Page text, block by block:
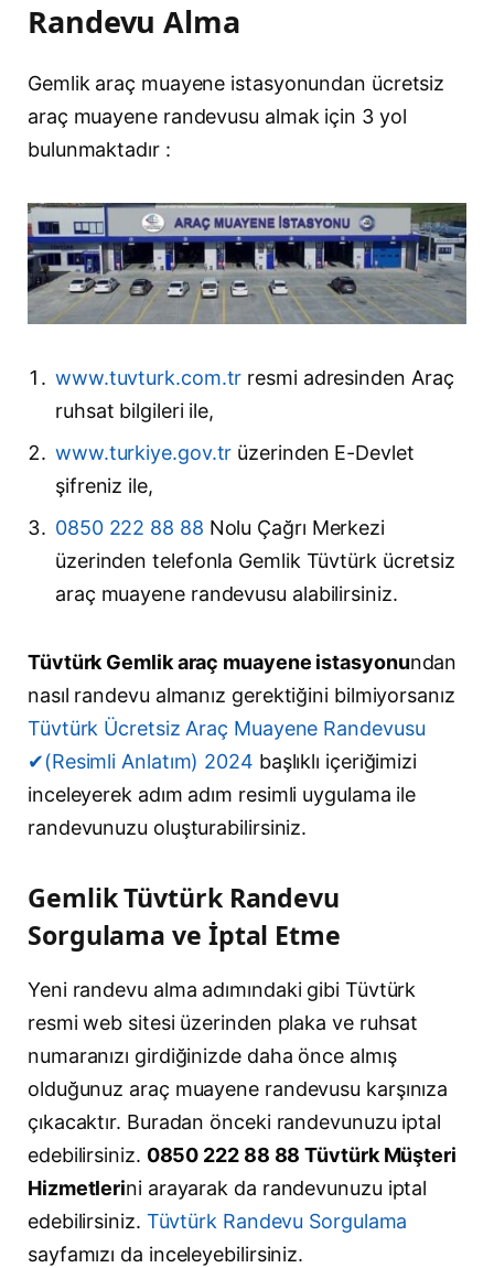
Randevu Alma
Gemlik araç muayene istasyonundan ücretsiz
araç muayene randevusu almak için 3 yol
bulunmaktadır :
www.tuvturk.com.tr resmi adresinden Araç
ruhsat bilgileri ile,
www.turkiye.gov.tr üzerinden E-Devlet
şifreniz ile,
0850 222 88 88 Nolu Çağrı Merkezi
üzerinden telefonla Gemlik Tüvtürk ücretsiz
araç muayene randevusu alabilirsiniz.
Tüvtürk Gemlik araç muayene istasyonundan
nasıl randevu almanız gerektiğini bilmiyorsanız
Tüvtürk Ücretsiz Araç Muayene Randevusu
✔(Resimli Anlatım) 2024 başlıklı içeriğimizi
inceleyerek adım adım resimli uygulama ile
randevunuzu oluşturabilirsiniz.
Gemlik Tüvtürk Randevu
Sorgulama ve İptal Etme
Yeni randevu alma adımındaki gibi Tüvtürk
resmi web sitesi üzerinden plaka ve ruhsat
numaranızı girdiğinizde daha önce almış
olduğunuz araç muayene randevusu karşınıza
çıkacaktır. Buradan önceki randevunuzu iptal
edebilirsiniz. 0850 222 88 88 Tüvtürk Müşteri
Hizmetlerini arayarak da randevunuzu iptal
edebilirsiniz. Tüvtürk Randevu Sorgulama
sayfamızı da inceleyebilirsiniz.